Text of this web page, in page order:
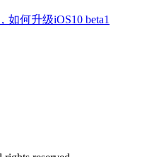
如何升级iOS10 beta1